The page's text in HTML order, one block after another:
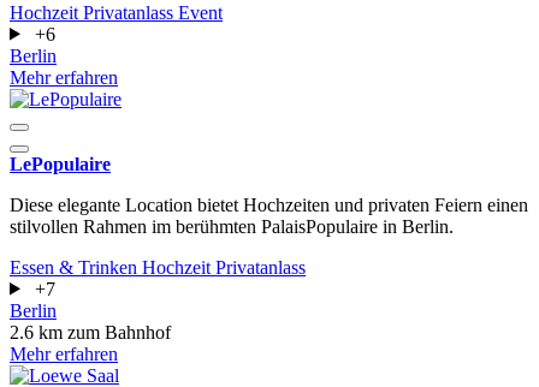
Hochzeit Privatanlass Event
+6
Berlin
Mehr erfahren
LePopulaire
Diese elegante Location bietet Hochzeiten und privaten Feiern einen
stilvollen Rahmen im berühmten PalaisPopulaire in Berlin.
Essen & Trinken Hochzeit Privatanlass
+7
Berlin
2.6 km zum Bahnhof
Mehr erfahren